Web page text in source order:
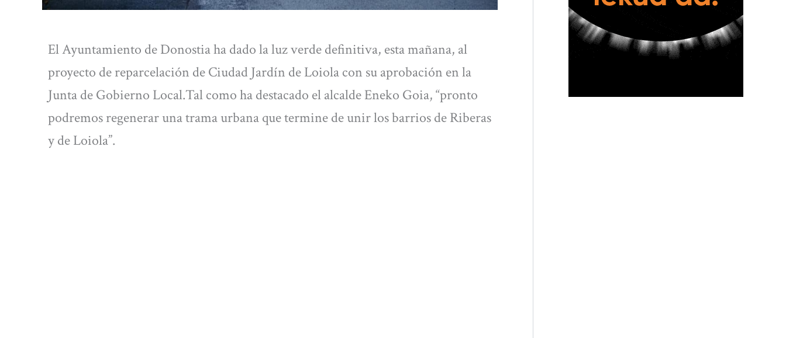
El Ayuntamiento de Donostia ha dado la luz verde definitiva, esta mañana, al
proyecto de reparcelación de Ciudad Jardín de Loiola con su aprobación en la
Junta de Gobierno Local.Tal como ha destacado el alcalde Eneko Goia, “pronto
podremos regenerar una trama urbana que termine de unir los barrios de Riberas
y de Loiola”.